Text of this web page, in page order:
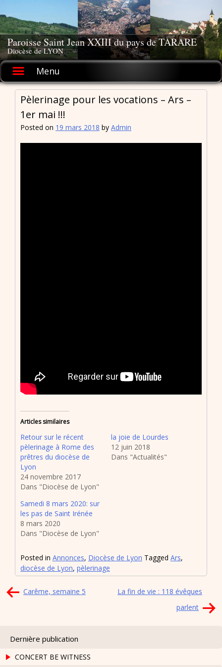
to
content
Paroisse Saint Jean XXIII du pays de TARARE
Diocèse de LYON
Menu
Pèlerinage pour les vocations – Ars –
1er mai !!!
Posted on 19 mars 2018 by Admin
Articles similaires
Retour sur le récent
pèlerinage à Rome des
prêtres du diocèse de
Lyon
24 novembre 2017
Dans "Diocèse de Lyon"
la joie de Lourdes
12 juin 2018
Dans "Actualités"
Samedi 8 mars 2020: sur
les pas de Saint Irénée
8 mars 2020
Dans "Diocèse de Lyon"
Posted in Annonces, Diocèse de Lyon Tagged Ars,
diocèse de Lyon, pèlerinage
Navigation
Carême, semaine 5
La fin de vie : 118 évêques
parlent
Dernière publication
CONCERT BE WITNESS